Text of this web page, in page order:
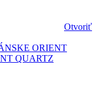
Otvoriť
ORIENT
QUARTZ